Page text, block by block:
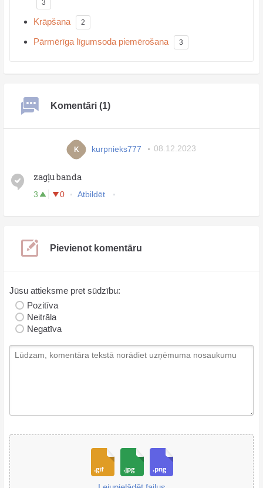
3
Krāpšana 2
Pārmērīga līgumsoda piemērošana 3
Komentāri (1)
K kurpnieks777 08.12.2023
zagļu banda
3 0 Atbildēt
Pievienot komentāru
Jūsu attieksme pret sūdzību:
Pozitīva
Neitrāla
Negatīva